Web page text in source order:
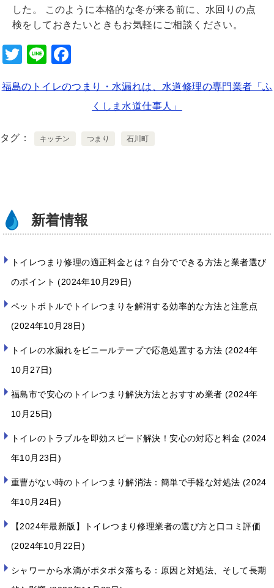
した。 このように本格的な冬が来る前に、水回りの点
検をしておきたいときもお気軽にご相談ください。
T
tt
Li
e c
福島のトイレのつまり・水漏れは、水道修理の専門業者「ふ
くしま水道仕事人」
タグ キッチン つまり 石川町
新着情報
トイレつまり修理の適正料金とは？自分でできる方法と業者選び
のポイント 2024年10月29日
ペットボトルでトイレつまりを解消する効率的な方法と注意点
2024年10月28日
トイレの水漏れをビニールテープで応急処置する方法
2024年
10月27日
福島市で安心のトイレつまり解決方法とおすすめ業者
2024年
10月25日
トイレのトラブルを即効スピード解決！安心の対応と料金
2024
年10月23日
重曹がない時のトイレつまり解消法：簡単で手軽な対処法
2024
年10月24日
【2024年最新版】トイレつまり修理業者の選び方と口コミ評価
2024年10月22日
シャワーから水滴がポタポタ落ちる：原因と対処法、そして長期